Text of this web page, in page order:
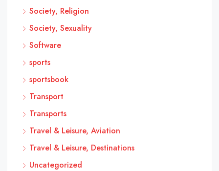
Society, Religion
Society, Sexuality
Software
sports
sportsbook
Transport
Transports
Travel & Leisure, Aviation
Travel & Leisure, Destinations
Uncategorized